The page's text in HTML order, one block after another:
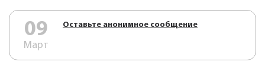
09
Март
Оставьте анонимное сообщение